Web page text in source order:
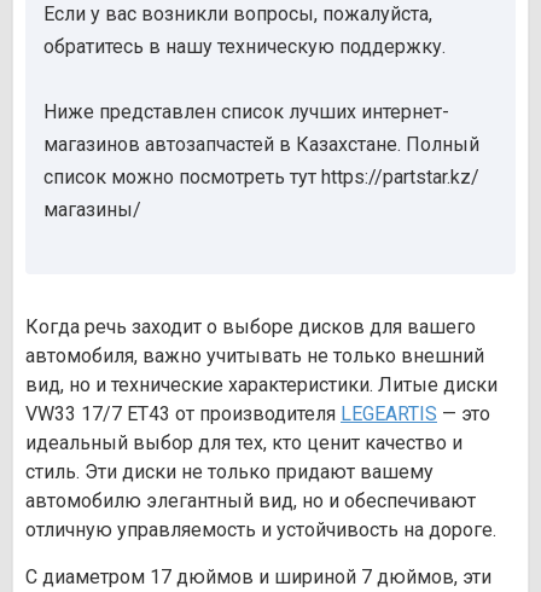
Если у вас возникли вопросы, пожалуйста,
обратитесь в нашу техническую поддержку.
Ниже представлен список лучших интернет-
магазинов автозапчастей в Казахстане. Полный
список можно посмотреть тут https://partstar.kz/
магазины/
Когда речь заходит о выборе дисков для вашего
автомобиля, важно учитывать не только внешний
вид, но и технические характеристики. Литые диски
VW33 17/7 ET43 от производителя LEGEARTIS — это
идеальный выбор для тех, кто ценит качество и
стиль. Эти диски не только придают вашему
автомобилю элегантный вид, но и обеспечивают
отличную управляемость и устойчивость на дороге.
С диаметром 17 дюймов и шириной 7 дюймов, эти